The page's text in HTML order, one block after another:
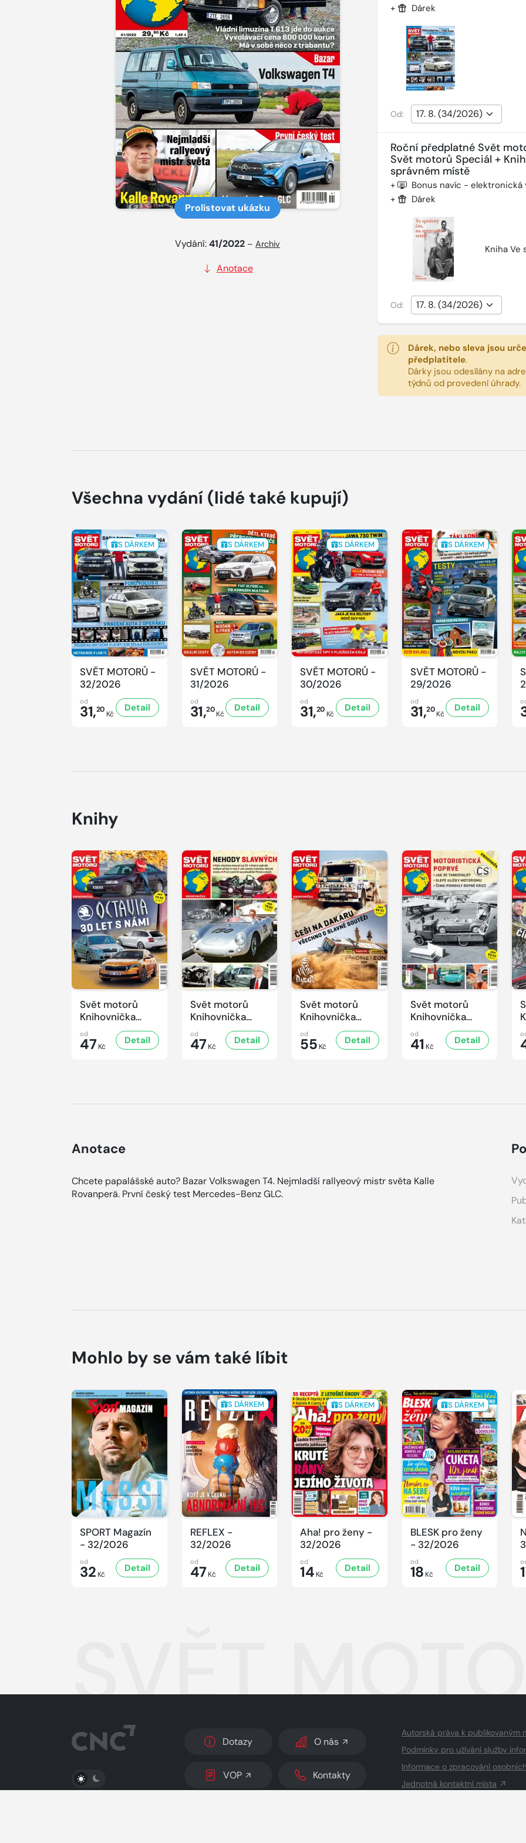
Prolistovat ukázku
Vydání:41/2022 –Archiv
Anotace
+ Dárek
Od:
Roční předplatné Svět
Svět motorů Speciál +
správném místě
+ Bonus navíc - elektronická
+ Dárek
Kniha Ve
Od:
Dárek, nebo sleva jsou
předplatitele.
Dárky jsou odesílány na
týdnů od provedení úhrady.
Všechna vydání (lidé také kupují)
S DÁRKEM
SVĚT MOTORŮ -
32/2026
od
31,20 Kč
Detail
S DÁRKEM
SVĚT MOTORŮ -
31/2026
od
31,20Kč
Detail
S DÁRKEM
SVĚT MOTORŮ -
30/2026
od
31,20 Kč
Detail
S DÁRKEM
SVĚT MOTORŮ -
29/2026
od
31,20Kč
Detail
Knihy
Svět motorů
Knihovnička
2/2026
od
47 Kč
Detail
Svět motorů
Knihovnička
1/2026
od
47 Kč
Detail
Svět motorů
Knihovnička
4/2025
od
55 Kč
Detail
Svět motorů
Knihovnička
3/2025
od
41 Kč
Detail
Anotace
Chcete papalášské auto? Bazar Volkswagen T4. Nejmladší rallyeový mistr světa Kalle
Rovanperä. První český test Mercedes-Benz GLC.
Mohlo by se vám také líbit
SPORT Magazín
- 32/2026
od
32 Kč
Detail
S DÁRKEM
REFLEX -
32/2026
od
47 Kč
Detail
S DÁRKEM
Aha! pro ženy -
32/2026
od
14 Kč
Detail
S DÁRKEM
BLESK pro ženy
- 32/2026
od
18 Kč
Detail
SVĚT
PŘEPNOUT SVĚTLÝ/TMAVÝ REŽIM
Dotazy O nás
VOP Kontakty
Autorská práva k publikovaným
Podmínky pro užívání služby
Informace o zpracování
Jednotná kontaktní místa